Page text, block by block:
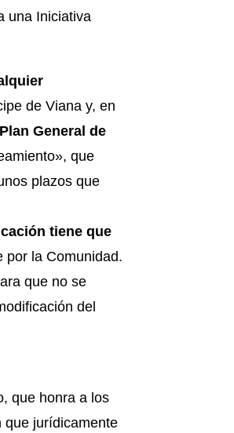
una Iniciativa
de Viana y, en
General de
que
plazos que
tiene que
por la Comunidad.
que no se
del
que honra a los
que jurídicamente